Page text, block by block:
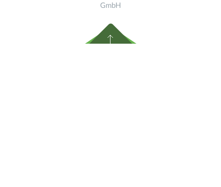
GmbH